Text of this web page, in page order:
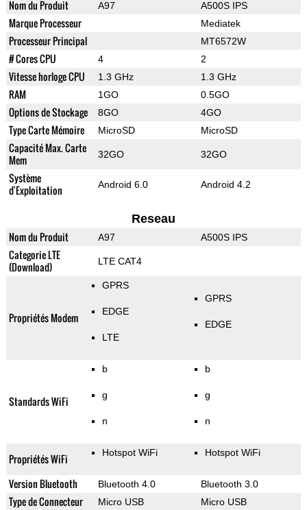
Nom du Produit A97 A500S IPS
Marque Processeur Mediatek
Processeur Principal MT6572W
# Cores CPU 4 2
Vitesse horloge CPU 1.3 GHz 1.3 GHz
RAM 1GO 0.5GO
Options de Stockage 8GO 4GO
Type Carte Mémoire MicroSD MicroSD
Capacité Max. Carte
Mem
32GO 32GO
Système
d'Exploitation
Android 6.0 Android 4.2
Reseau
Nom du Produit A97 A500S IPS
Categorie LTE
(Download)
LTE CAT4
Propriétés Modem
GPRS
EDGE
LTE
GPRS
EDGE
Standards WiFi
b
g
n
b
g
n
Propriétés WiFi Hotspot WiFi Hotspot WiFi
Version Bluetooth Bluetooth 4.0 Bluetooth 3.0
Type de Connecteur Micro USB Micro USB